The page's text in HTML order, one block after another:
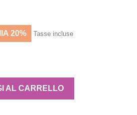
20% Tasse incluse
AL CARRELLO